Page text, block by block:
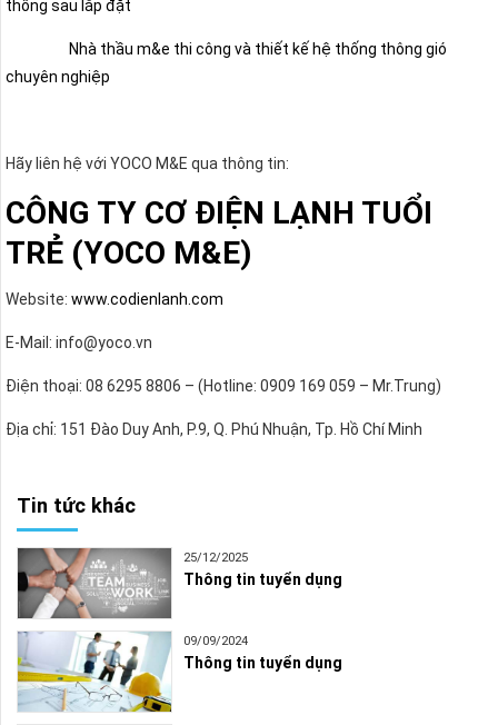
thống sau lắp đặt
Nhà thầu m&e thi công và thiết kế hệ thống thông gió
chuyên nghiệp
Hãy liên hệ với YOCO M&E qua thông tin:
CÔNG TY CƠ ĐIỆN LẠNH TUỔI
TRẺ (YOCO M&E)
Website: www.codienlanh.com
E-Mail: info@yoco.vn
Điện thoại: 08 6295 8806 – (Hotline: 0909 169 059 – Mr.Trung)
Địa chỉ: 151 Đào Duy Anh, P.9, Q. Phú Nhuận, Tp. Hồ Chí Minh
Tin tức khác
25/12/2025
Thông tin tuyển dụng
09/09/2024
Thông tin tuyển dụng